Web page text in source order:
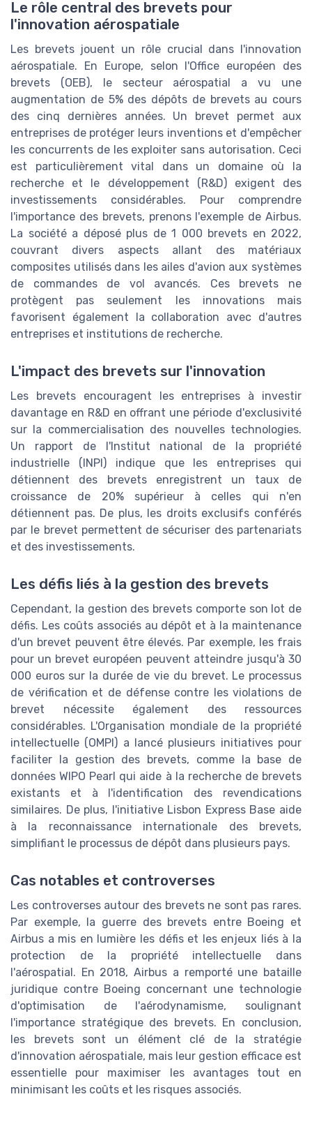
Le rôle central des brevets pour
l'innovation aérospatiale
Les brevets jouent un rôle crucial dans l'innovation
aérospatiale. En Europe, selon l'Office européen des
brevets (OEB), le secteur aérospatial a vu une
augmentation de 5% des dépôts de brevets au cours
des cinq dernières années. Un brevet permet aux
entreprises de protéger leurs inventions et d'empêcher
les concurrents de les exploiter sans autorisation. Ceci
est particulièrement vital dans un domaine où la
recherche et le développement (R&D) exigent des
investissements considérables. Pour comprendre
l'importance des brevets, prenons l'exemple de Airbus.
La société a déposé plus de 1 000 brevets en 2022,
couvrant divers aspects allant des matériaux
composites utilisés dans les ailes d'avion aux systèmes
de commandes de vol avancés. Ces brevets ne
protègent pas seulement les innovations mais
favorisent également la collaboration avec d'autres
entreprises et institutions de recherche.
L'impact des brevets sur l'innovation
Les brevets encouragent les entreprises à investir
davantage en R&D en offrant une période d'exclusivité
sur la commercialisation des nouvelles technologies.
Un rapport de l'Institut national de la propriété
industrielle (INPI) indique que les entreprises qui
détiennent des brevets enregistrent un taux de
croissance de 20% supérieur à celles qui n'en
détiennent pas. De plus, les droits exclusifs conférés
par le brevet permettent de sécuriser des partenariats
et des investissements.
Les défis liés à la gestion des brevets
Cependant, la gestion des brevets comporte son lot de
défis. Les coûts associés au dépôt et à la maintenance
d'un brevet peuvent être élevés. Par exemple, les frais
pour un brevet européen peuvent atteindre jusqu'à 30
000 euros sur la durée de vie du brevet. Le processus
de vérification et de défense contre les violations de
brevet nécessite également des ressources
considérables. L'Organisation mondiale de la propriété
intellectuelle (OMPI) a lancé plusieurs initiatives pour
faciliter la gestion des brevets, comme la base de
données WIPO Pearl qui aide à la recherche de brevets
existants et à l'identification des revendications
similaires. De plus, l'initiative Lisbon Express Base aide
à la reconnaissance internationale des brevets,
simplifiant le processus de dépôt dans plusieurs pays.
Cas notables et controverses
Les controverses autour des brevets ne sont pas rares.
Par exemple, la guerre des brevets entre Boeing et
Airbus a mis en lumière les défis et les enjeux liés à la
protection de la propriété intellectuelle dans
l'aérospatial. En 2018, Airbus a remporté une bataille
juridique contre Boeing concernant une technologie
d'optimisation de l'aérodynamisme, soulignant
l'importance stratégique des brevets. En conclusion,
les brevets sont un élément clé de la stratégie
d'innovation aérospatiale, mais leur gestion efficace est
essentielle pour maximiser les avantages tout en
minimisant les coûts et les risques associés.